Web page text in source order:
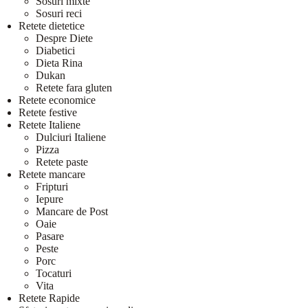
Sosuri reci
Retete dietetice
Despre Diete
Diabetici
Dieta Rina
Dukan
Retete fara gluten
Retete economice
Retete festive
Retete Italiene
Dulciuri Italiene
Pizza
Retete paste
Retete mancare
Fripturi
Iepure
Mancare de Post
Oaie
Pasare
Peste
Porc
Tocaturi
Vita
Retete Rapide